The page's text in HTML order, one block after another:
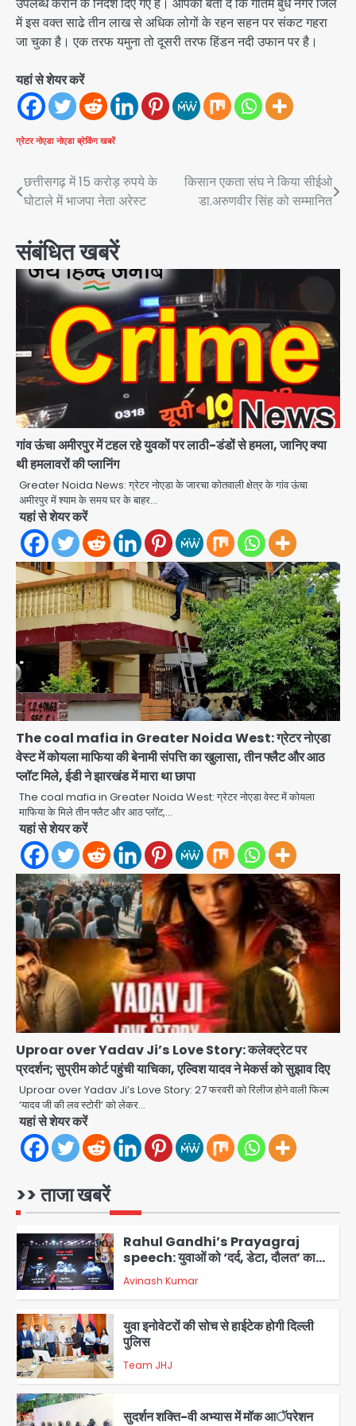
उपलब्ध कराने के निर्देश दिए गए हैं। आपको बता दें कि गौतम बुध नगर जिले
में इस वक्त साढे तीन लाख से अधिक लोगों के रहन सहन पर संकट गहरा
जा चुका है। एक तरफ यमुना तो दूसरी तरफ हिंडन नदी उफान पर है।
यहां से शेयर करें
ग्रेटर नोएडा नोएडा ब्रेकिंग खबरें
Post
छत्तीसगढ़ में 15 करोड़ रुपये के
घोटाले में भाजपा नेता अरेस्ट
किसान एकता संघ ने किया सीईओ
डा.अरुणवीर सिंह को सम्मानित
संबंधित खबरें
गांव ऊंचा अमीरपुर में टहल रहे युवकों पर लाठी-डंडों से हमला, जानिए क्या
थी हमलावरों की प्लानिंग
Greater Noida News: ग्रेटर नोएडा के जारचा कोतवाली क्षेत्र के गांव ऊंचा
अमीरपुर में श्याम के समय घर के बाहर…
यहां से शेयर करें
The coal mafia in Greater Noida West: ग्रेटर नोएडा
वेस्ट में कोयला माफिया की बेनामी संपत्ति का खुलासा, तीन फ्लैट और आठ
प्लॉट मिले, ईडी ने झारखंड में मारा था छापा
The coal mafia in Greater Noida West: ग्रेटर नोएडा वेस्ट में कोयला
माफिया के मिले तीन फ्लैट और आठ प्लॉट,…
यहां से शेयर करें
Uproar over Yadav Ji’s Love Story: कलेक्ट्रेट पर
प्रदर्शन; सुप्रीम कोर्ट पहुंची याचिका, एल्विश यादव ने मेकर्स को सुझाव दिए
Uproar over Yadav Ji’s Love Story: 27 फरवरी को रिलीज होने वाली फिल्म
‘यादव जी की लव स्टोरी’ को लेकर…
यहां से शेयर करें
>> ताजा खबरें
2
Rahul Gandhi’s Prayagraj
speech: युवाओं को ‘दर्द, डेटा, दौलत’ का
संदेश, बीजेपी का वार
Avinash Kumar
3
युवा इनोवेटरों की सोच से हाईटेक होगी दिल्ली
पुलिस
Team JHJ
4
सुदर्शन शक्ति-वी अभ्यास में मॉक आॅपरेशन
Team JHJ
5
एयरपोर्ट का फर्जी कर्मचारी बनकर 3 लाख
उड़ाए, अब पहुंचा सलाखों के पीछे
Team JHJ
Noida Sector-49: सेक्टर-49 में 18
कोई बाहरी
Avinash Kumar
2
speech: युवाओं को ‘दर्द, डेटा, दौलत’ का
3
युवा इनोवेटरों की सोच से हाईटेक होगी दिल्ली
4
सुदर्शन शक्ति-वी अभ्यास में मॉक आॅपरेशन